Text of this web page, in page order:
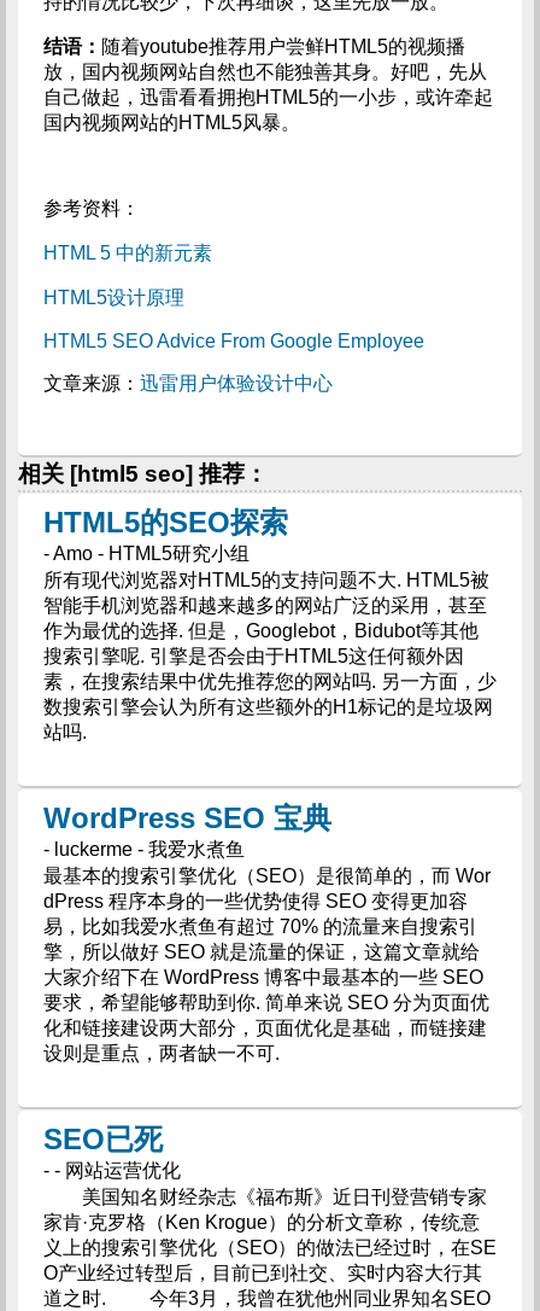
结语： 随着youtube推荐用户尝鲜HTML5的视频播
放，国内视频网站自然也不能独善其身。好吧，先从
自己做起，迅雷看看拥抱HTML5的一小步，或许牵起
国内视频网站的HTML5风暴。
参考资料：
HTML 5 中的新元素
HTML5设计原理
HTML5 SEO Advice From Google Employee
文章来源： 迅雷用户体验设计中心
相关 [html5 seo] 推荐：
HTML5的SEO探索
- Amo - HTML5研究小组
所有现代浏览器对HTML5的支持问题不大. HTML5被
智能手机浏览器和越来越多的网站广泛的采用，甚至
作为最优的选择. 但是，Googlebot，Bidubot等其他
搜索引擎呢. 引擎是否会由于HTML5这任何额外因
素，在搜索结果中优先推荐您的网站吗. 另一方面，少
数搜索引擎会认为所有这些额外的H1标记的是垃圾网
站吗.
WordPress SEO 宝典
- luckerme - 我爱水煮鱼
最基本的搜索引擎优化（SEO）是很简单的，而 Wor
dPress 程序本身的一些优势使得 SEO 变得更加容
易，比如我爱水煮鱼有超过 70% 的流量来自搜索引
擎，所以做好 SEO 就是流量的保证，这篇文章就给
大家介绍下在 WordPress 博客中最基本的一些 SEO
要求，希望能够帮助到你. 简单来说 SEO 分为页面优
化和链接建设两大部分，页面优化是基础，而链接建
设则是重点，两者缺一不可.
SEO已死
- - 网站运营优化
美国知名财经杂志《福布斯》近日刊登营销专家
家肯·克罗格（Ken Krogue）的分析文章称，传统意
义上的搜索引擎优化（SEO）的做法已经过时，在SE
O产业经过转型后，目前已到社交、实时内容大行其
道之时. 今年3月，我曾在犹他州同业界知名SEO